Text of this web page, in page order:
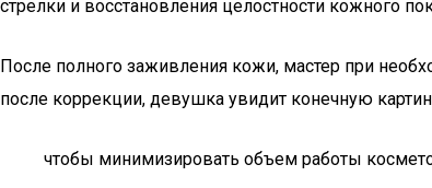
стрелки и восстановления целостности кожного
После полного заживления кожи, мастер при
после коррекции, девушка увидит конечную
чтобы минимизировать объем работы